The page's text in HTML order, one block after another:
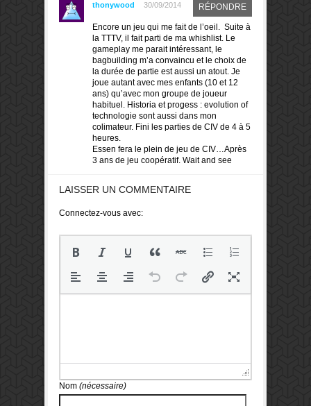
thonywood 30/09/2014 RÉPONDRE
Encore un jeu qui me fait de l’oeil. Suite à
la TTTV, il fait parti de ma whishlist. Le
gameplay me parait intéressant, le
bagbuilding m’a convaincu et le choix de
la durée de partie est aussi un atout. Je
joue autant avec mes enfants (10 et 12
ans) qu’avec mon groupe de joueur
habituel. Historia et progess : evolution of
technologie sont aussi dans mon
colimateur. Fini les parties de CIV de 4 à 5
heures.
Essen fera le plein de jeu de CIV…Après
3 ans de jeu coopératif. Wait and see
LAISSER UN COMMENTAIRE
Connectez-vous avec:
Nom (nécessaire)